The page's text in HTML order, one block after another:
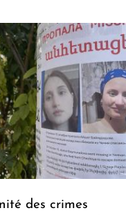
des crimes